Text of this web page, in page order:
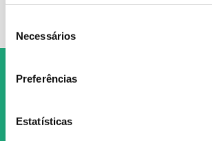
Necessários
Preferências
Estatísticas
O Grupo Nossa Farmácia é o maior